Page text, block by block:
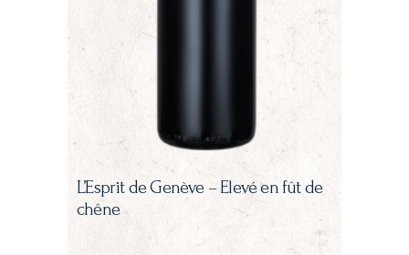
L’Esprit de Genève – Elevé en fût de
chêne